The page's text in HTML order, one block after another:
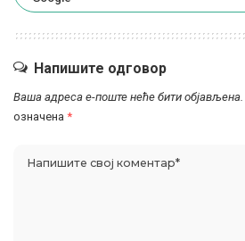
Напишите одговор
Ваша адреса е-поште неће бити објављена.
означена *